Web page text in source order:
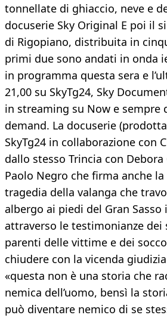
tonnellate di ghiaccio, neve e
docuserie Sky Original E poi il
di Rigopiano, distribuita in
primi due sono andati in onda
in programma questa sera e
21,00 su SkyTg24, Sky
in streaming su Now e sempre
demand. La docuserie
SkyTg24 in collaborazione con
dallo stesso Trincia con Debora
Paolo Negro che firma anche
tragedia della valanga che
albergo ai piedi del Gran Sasso
attraverso le testimonianze dei
parenti delle vittime e dei
chiudere con la vicenda
«questa non è una storia che
nemica dell’uomo, bensì la
può diventare nemico di se